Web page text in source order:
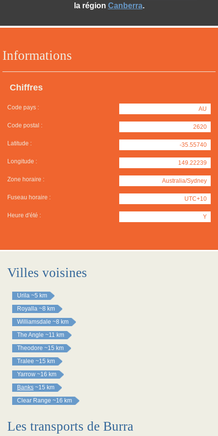
Informations
Chiffres
Code pays : AU
Code postal : 2620
Latitude : -35.55740
Longitude : 149.22239
Zone horaire : Australia/Sydney
Fuseau horaire : UTC+10
Heure d'été : Y
la région Canberra.
Villes voisines
Urila ~5 km
Royalla ~8 km
Williamsdale ~8 km
The Angle ~11 km
Theodore ~15 km
Tralee ~15 km
Yarrow ~16 km
Banks ~15 km
Clear Range ~16 km
Les transports de Burra